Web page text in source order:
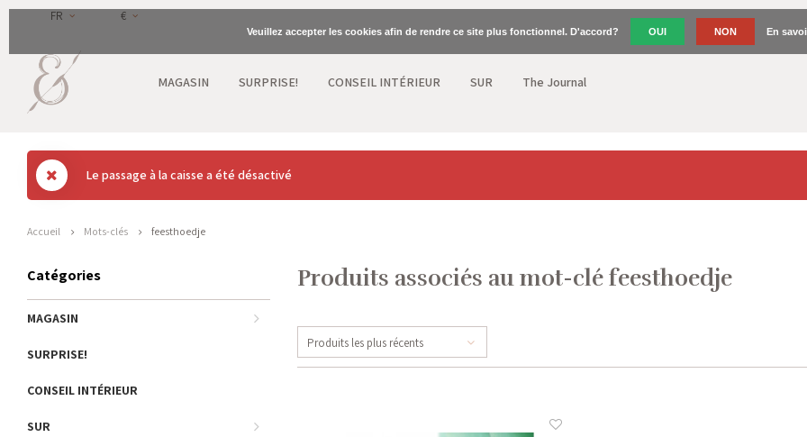
FR €
MAGASIN SURPRISE! CONSEIL INTÉRIEUR SUR The Journal
Le passage à la caisse a été désactivé
Accueil Mots-clés feesthoedje
Catégories
MAGASIN
SURPRISE!
CONSEIL INTÉRIEUR
SUR
Produits associés au mot-clé feesthoedje
Produits les plus récents
Veuillez accepter les cookies afin de rendre ce site plus fonctionnel. D'accord? OUI NON En